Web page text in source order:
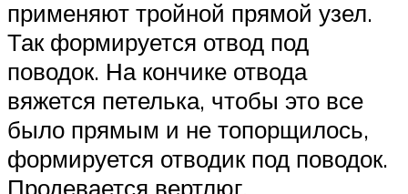
применяют тройной прямой узел.
Так формируется отвод под
поводок. На кончике отвода
вяжется петелька, чтобы это все
было прямым и не топорщилось,
формируется отводик под поводок.
Продевается вертлюг,